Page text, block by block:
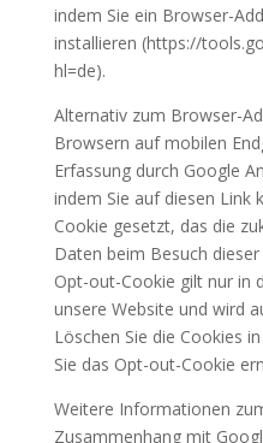
indem Sie ein Browser-
installieren (https://
hl=de).
Alternativ zum Browser-
Browsern auf mobilen
Erfassung durch Google
indem Sie auf diesen Link
Cookie gesetzt, das die
Daten beim Besuch
Opt-out-Cookie gilt nur in
unsere Website und wird
Löschen Sie die Cookies
Sie das Opt-out-Cookie
Weitere Informationen
Zusammenhang mit